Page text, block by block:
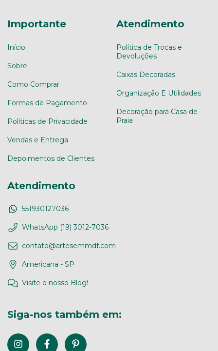
Importante
Início
Sobre
Como Comprar
Formas de Pagamento
Políticas de Privacidade
Vendas e Entrega
Depoimentos de Clientes
Atendimento
Política de Trocas e
Devoluções
Caixas Decoradas
Organização E Utilidades
Decoração para Casa de
Praia
Atendimento
551930127036
WhatsApp (19) 3012-7036
contato@artesemmdf.com
Americana - SP
Visite o nosso Blog!
Siga-nos também em: